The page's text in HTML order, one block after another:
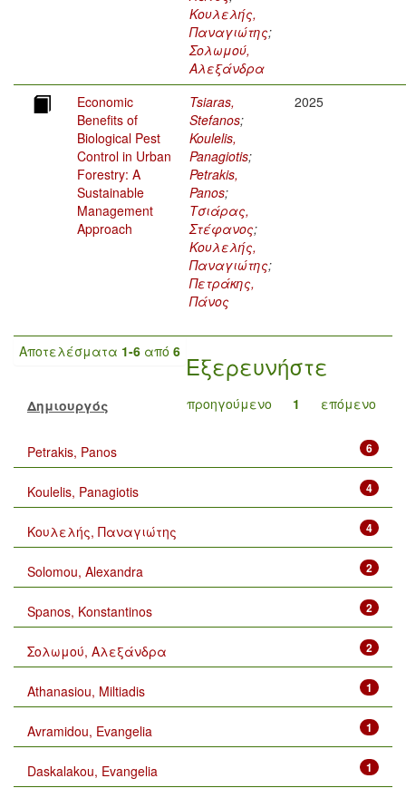
Κουλελής,
Παναγιώτης;
Σολωμού,
Αλεξάνδρα
Economic
Benefits of
Biological Pest
Control in Urban
Forestry: A
Sustainable
Management
Approach
Tsiaras,
Stefanos;
Koulelis,
Panagiotis;
Petrakis,
Panos;
Τσιάρας,
Στέφανος;
Κουλελής,
Παναγιώτης;
Πετράκης,
Πάνος
2025
Αποτελέσματα 1-6 από 6
προηγούμενο 1 επόμενο
Εξερευνήστε
Δημιουργός
6
Petrakis, Panos
4
Koulelis, Panagiotis
4
Κουλελής, Παναγιώτης
2
Solomou, Alexandra
2
Spanos, Konstantinos
2
Σολωμού, Αλεξάνδρα
1
Athanasiou, Miltiadis
1
Avramidou, Evangelia
1
Daskalakou, Evangelia